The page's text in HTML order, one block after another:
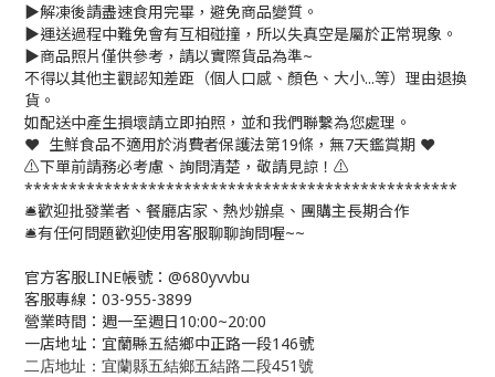
▶️解凍後請盡速食用完畢，避免商品變質。
▶️運送過程中難免會有互相碰撞，所以失真空是屬於正常現象。
▶️商品照片僅供參考，請以實際貨品為準~
不得以其他主觀認知差距（個人口感、顏色、大小...等）理由退換
貨。
如配送中產生損壞請立即拍照，並和我們聯繫為您處理。
❤️ 生鮮食品不適用於消費者保護法第19條，無7天鑑賞期 ❤️
⚠️下單前請務必考慮、詢問清楚，敬請見諒！⚠️
*************************************************
🛎歡迎批發業者、餐廳店家、熱炒辦桌、團購主長期合作
🛎有任何問題歡迎使用客服聊聊詢問喔~~
官方客服LINE帳號：@680yvvbu
客服專線：03-955-3899
營業時間：週一至週日10:00~20:00
一店地址：宜蘭縣五結鄉中正路一段146號
二店地址：宜蘭縣五結鄉五結路二段451號